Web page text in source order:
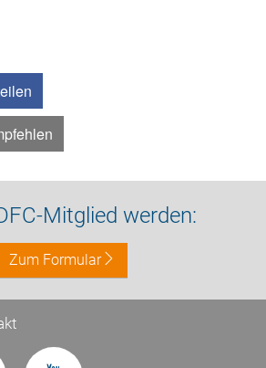
Mitglied werden:
Zum Formular